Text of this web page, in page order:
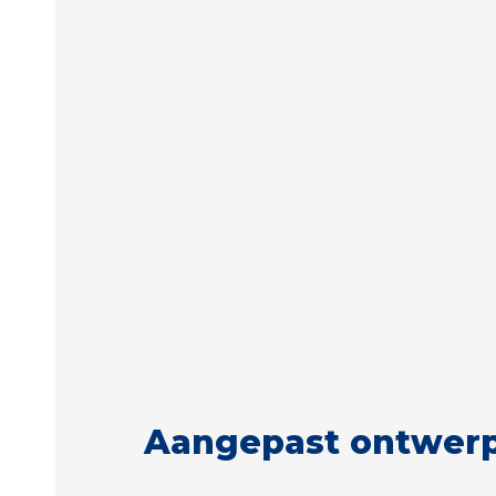
Aangepast